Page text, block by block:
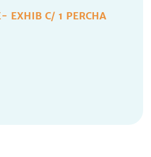
EXHIB C/ 1 PERCHA